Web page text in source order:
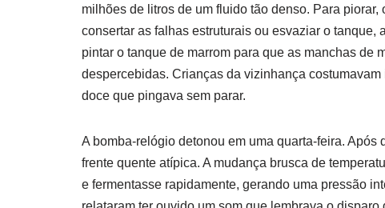
milhões de litros de um fluido tão denso. Para
consertar as falhas estruturais ou esvaziar o
pintar o tanque de marrom para que as manchas de
despercebidas. Crianças da vizinhança
doce que pingava sem parar.
A bomba-relógio detonou em uma quarta-feira.
frente quente atípica. A mudança brusca de
e fermentasse rapidamente, gerando uma pressão